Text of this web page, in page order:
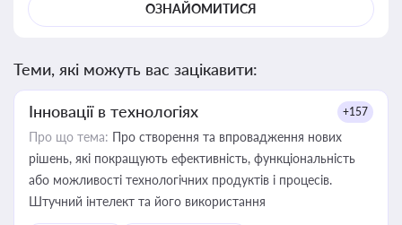
ОЗНАЙОМИТИСЯ
Теми, які можуть вас зацікавити:
Інновації в технологіях +157
Про що тема: Про створення та впровадження нових
рішень, які покращують ефективність, функціональність
або можливості технологічних продуктів і процесів.
Штучний інтелект та його використання